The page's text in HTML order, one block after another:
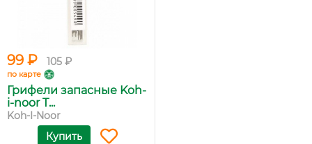
99 ₽ 105 ₽
по карте
Грифели запасные Koh-
i-noor T...
Koh-I-Noor
Купить